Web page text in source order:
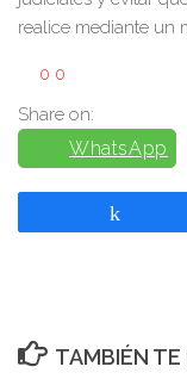
realice mediante un
0 0
Share on:
WhatsApp
TAMBIÉN TE